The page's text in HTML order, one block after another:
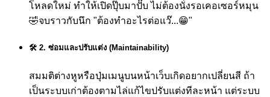
โหลดใหม่ ทำให้เปิดปุ๊บมาปั๊บ ไม่ต้องนั่งรอเคอเซอร์หมุน
🤣จบราวกับนึก "ต้องทำอะไรต่อแว๊...😁"
🛠️ 2. ซ่อมและปรับแต่ง (Maintainability)
สมมติต่างหูหรือปุ่มเมนูบนหน้าเว็บเกิดอยากเปลี่ยนสี ถ้า
เป็นระบบเก่าต้องตามไล่แก้ไขปรับแต่งทีละหน้า แต่ระบบ